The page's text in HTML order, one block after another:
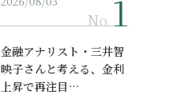
No.
金融アナリスト・三井智
映子さんと考える、金利
上昇で再注目…